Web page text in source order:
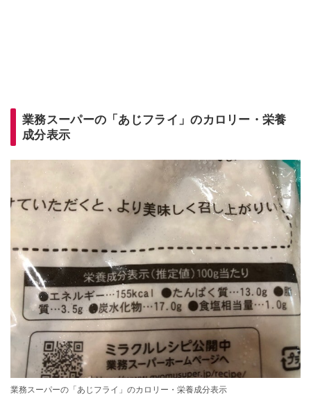
業務スーパーの「あじフライ」のカロリー・栄養
成分表示
業務スーパーの「あじフライ」のカロリー・栄養成分表示